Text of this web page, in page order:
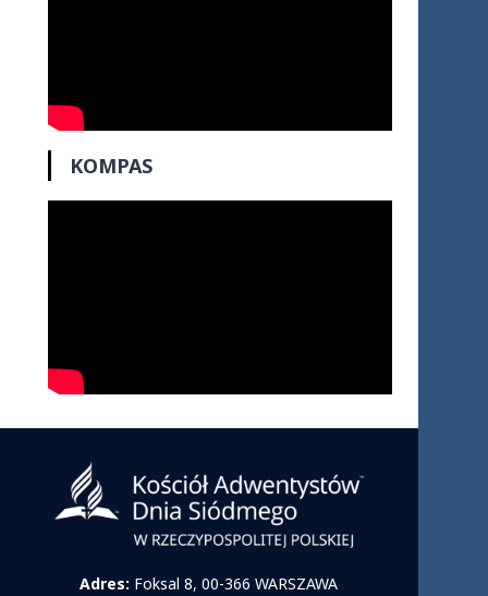
KOMPAS
Adres: Foksal 8, 00-366 WARSZAWA